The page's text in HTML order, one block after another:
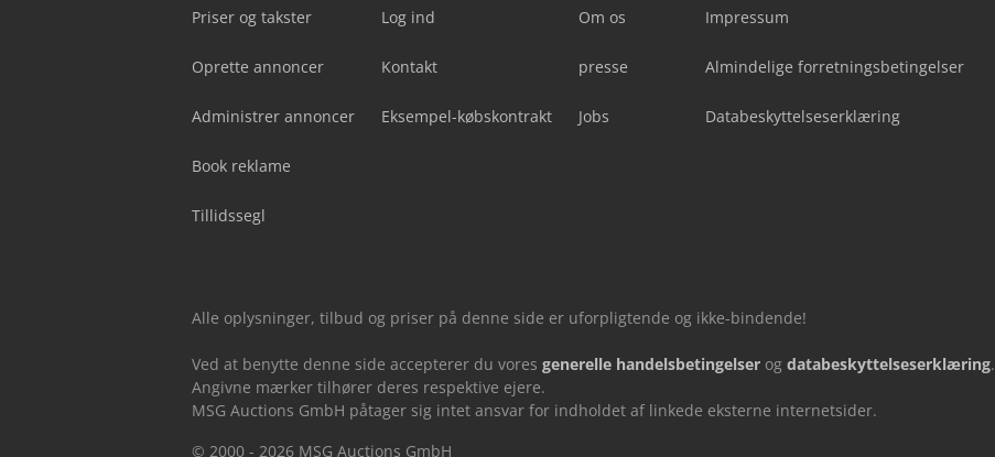
Priser og takster
Oprette annoncer
Administrer annoncer
Book reklame
Tillidssegl
Log ind
Kontakt
Eksempel-købskontrakt
Om os
presse
Jobs
Impressum
Almindelige forretningsbetingelser
Databeskyttelseserklæring
Alle oplysninger, tilbud og priser på denne side er uforpligtende og ikke-bindende!
Ved at benytte denne side accepterer du vores generelle handelsbetingelser og databeskyttelseserklæring.
Angivne mærker tilhører deres respektive ejere.
MSG Auctions GmbH påtager sig intet ansvar for indholdet af linkede eksterne internetsider.
© 2000 - 2026 MSG Auctions GmbH